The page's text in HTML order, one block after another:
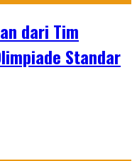
dari Tim
Standar